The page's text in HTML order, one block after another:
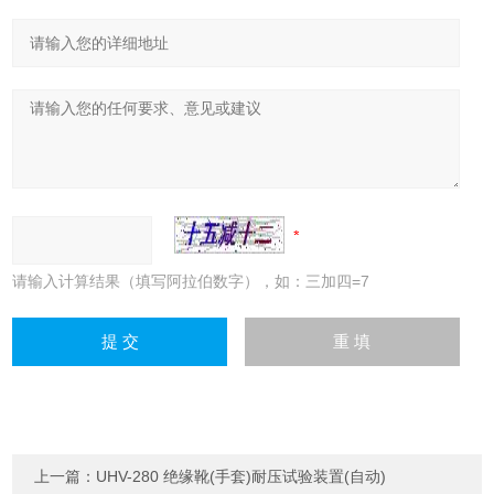
请输入计算结果（填写阿拉伯数字），如：三加四=7
上一篇： UHV-280 绝缘靴(手套)耐压试验装置(自动)